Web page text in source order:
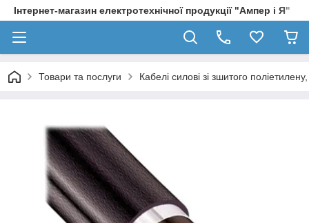
Інтернет-магазин електротехнічної продукції "Ампер і Я"
Товари та послуги Кабелі силові зі зшитого